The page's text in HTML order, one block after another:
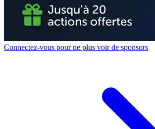
Connectez-vous pour ne plus voir de sponsors